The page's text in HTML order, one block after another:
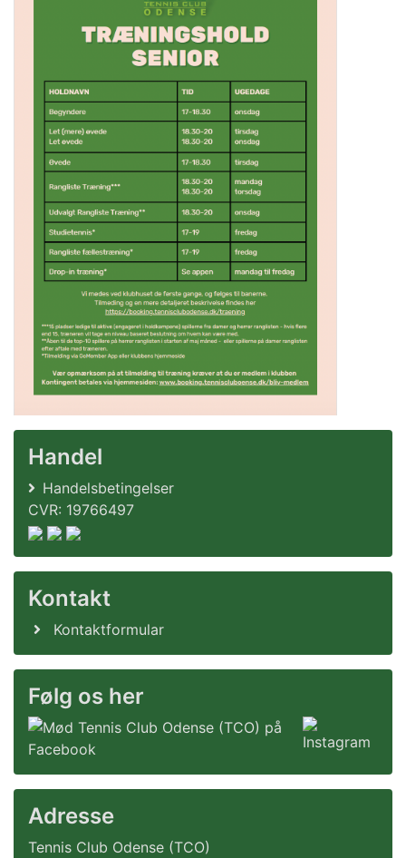
Handel
Handelsbetingelser
CVR: 19766497
Kontakt
Kontaktformular
Følg os her
Adresse
Tennis Club Odense (TCO)